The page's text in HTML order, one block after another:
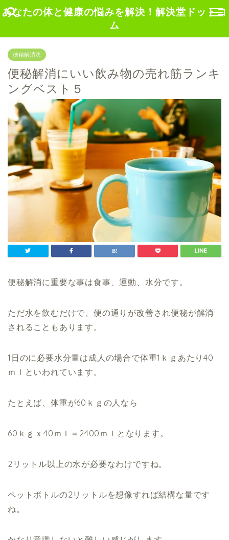
あなたの体と健康の悩みを解決！解決堂ドットコ
ム
便秘解消法
便秘解消にいい飲み物の売れ筋ランキ
ングベスト５
便秘解消に重要な事は食事、運動、水分です。
ただ水を飲むだけで、便の通りが改善され便秘が解消
されることもあります。
1日のに必要水分量は成人の場合で体重1ｋｇあたり40
ｍｌといわれています。
たとえば、体重が60ｋｇの人なら
60ｋｇｘ40ｍｌ＝2400ｍｌとなります。
2リットル以上の水が必要なわけですね。
ペットボトルの2リットルを想像すれば結構な量です
ね。